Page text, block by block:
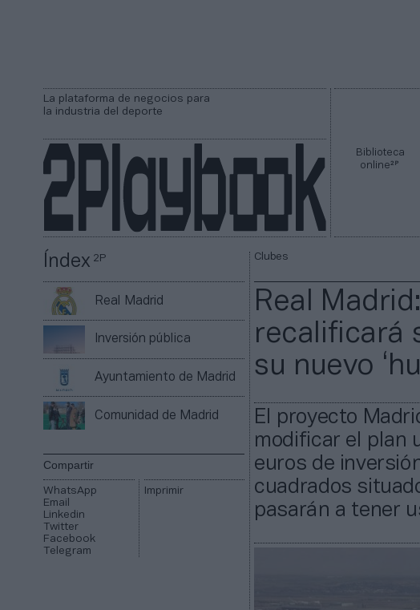
La plataforma de negocios para
la industria del deporte
Biblioteca
online2P
Índex2P
Real Madrid
Inversión pública
Ayuntamiento de Madrid
Comunidad de Madrid
Compartir
WhatsApp
Email
Linkedin
Twitter
Facebook
Telegram
Imprimir
Clubes
Real
recalificará
su nuevo
El proyecto
modificar el plan
euros de
cuadrados
pasarán a tener